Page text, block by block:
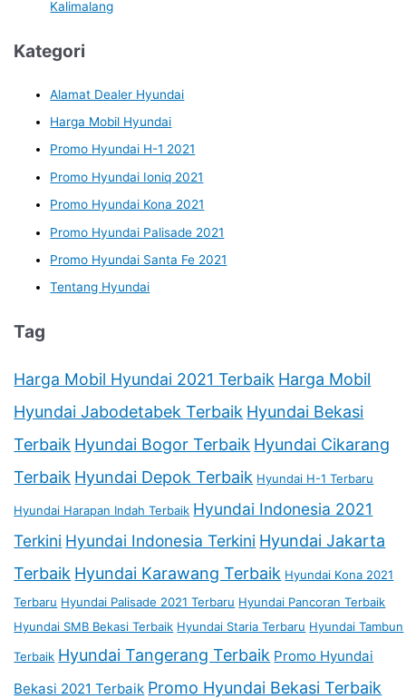
Kalimalang
Kategori
Alamat Dealer Hyundai
Harga Mobil Hyundai
Promo Hyundai H-1 2021
Promo Hyundai Ioniq 2021
Promo Hyundai Kona 2021
Promo Hyundai Palisade 2021
Promo Hyundai Santa Fe 2021
Tentang Hyundai
Tag
Harga Mobil Hyundai 2021 Terbaik Harga Mobil
Hyundai Jabodetabek Terbaik Hyundai Bekasi
Terbaik Hyundai Bogor Terbaik Hyundai Cikarang
Terbaik Hyundai Depok Terbaik Hyundai H-1 Terbaru
Hyundai Harapan Indah Terbaik Hyundai Indonesia 2021
Terkini Hyundai Indonesia Terkini Hyundai Jakarta
Terbaik Hyundai Karawang Terbaik Hyundai Kona 2021
Terbaru Hyundai Palisade 2021 Terbaru Hyundai Pancoran Terbaik
Hyundai SMB Bekasi Terbaik Hyundai Staria Terbaru Hyundai Tambun
Terbaik Hyundai Tangerang Terbaik Promo Hyundai
Bekasi 2021 Terbaik Promo Hyundai Bekasi Terbaik